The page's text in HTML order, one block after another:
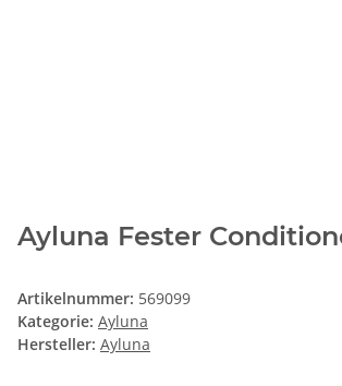
Ayluna Fester
Artikelnummer: 569099
Kategorie: Ayluna
Hersteller: Ayluna